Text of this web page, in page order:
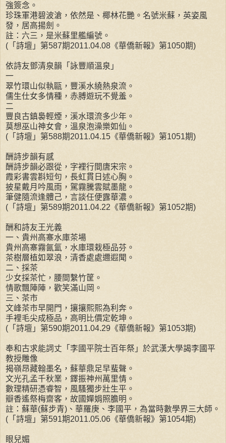
強簽念。
珍珠軍港碧波滄，依然是、椰林花艷。名號米蘇，英姿風
發，居高揚劍。
註：六三，是米蘇里艦編號。
(「詩壇」第587期2011.04.08《華僑新報》第1050期)
依詩友鄧清泉韻「詠豐順溫泉」
一
翠竹環山似執甌，豐溪水繞熱泉流。
儒生仕女多情種，赤膊遊玩不覺羞。
二
豐良古鎮裊輕煙，溪水環流多少年。
莫想巫山神女會，溫泉泡澡樂如仙。
(「詩壇」第588期2011.04.15《華僑新報》第1051期)
酬詩步韻有感
酬詩步韻必跟從，字裡行間唐宋宗。
霞彩書雲斟短句，長虹貫日述心胸。
披星戴月吟風雨，駕霧騰雲賦墨龍。
筆健隨流逢體己，言談任便露華濃。
(「詩壇」第589期2011.04.22《華僑新報》第1052期)
酬和詩友王光義
一、貴州高寨水庫茶場
貴州高寨霧氤氳，水庫環栽極品芬。
茶樹層植如翠浪，清香處處邇遐聞。
二、採茶
少女採茶忙，腰間繫竹筐。
情歌飄陣陣，歡笑滿山岡。
三、茶市
文峰茶市早開門，攘攘熙熙為利奔。
手裡毛尖成極品，高明比價定乾坤。
(「詩壇」第590期2011.04.29《華僑新報》第1053期)
奉和古求能詞丈「李國平院士百年祭」於武漢大學謁李國平
教授雕像
揭嶺昂藏翰墨名，蘇華鼎足早蜚聲。
文光孔孟千秋業，鐸振神州萬里情。
數理精研憑睿智，風騷獨步壯生平。
瓣香遙祭梅齋客，故國嬋娟照膽明。
註：蘇華(蘇步青)、華羅庚、李國平，為當時數學界三大師。
(「詩壇」第591期2011.05.06《華僑新報》第1054期)
眼兒媚